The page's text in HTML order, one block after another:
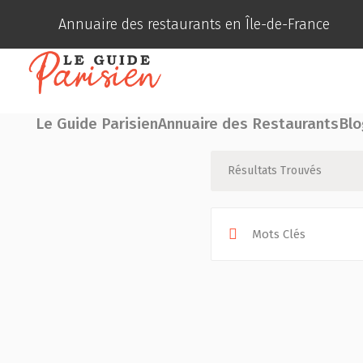
Annuaire des restaurants en Île-de-France
Le Guide ParisienAnnuaire des Restaurants
Résultats Trouvés